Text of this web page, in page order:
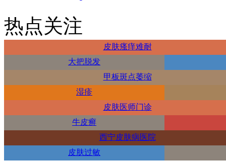
热点关注
皮肤瘙痒难耐
大把脱发
甲板斑点萎缩
湿疹
皮肤医师门诊
牛皮癣
西宁皮肤病医院
皮肤过敏